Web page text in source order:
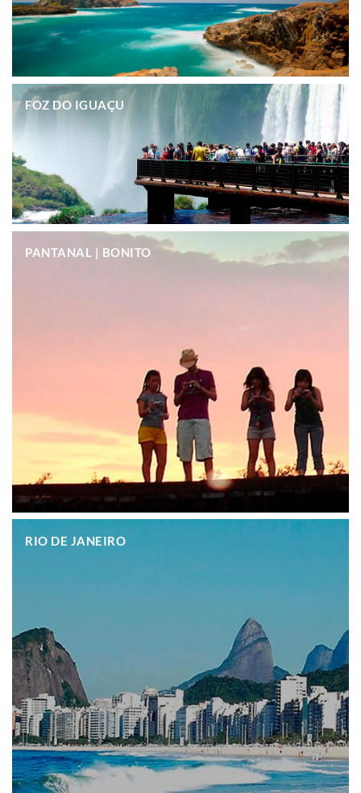
FOZ DO IGUAÇU
PANTANAL | BONITO
RIO DE JANEIRO